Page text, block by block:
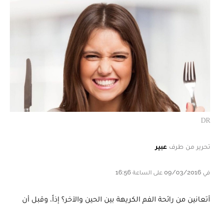
DR
تحرير من طرف عبير
في 09/03/2016 على الساعة 16:56
أتعانين من رائحة الفم الكريهة بين الحين والآخر؟ إذاً، وقبل أن